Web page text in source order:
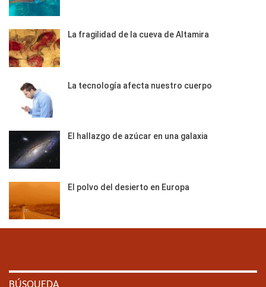
La fragilidad de la cueva de Altamira
La tecnología afecta nuestro cuerpo
El hallazgo de azúcar en una galaxia
El polvo del desierto en Europa